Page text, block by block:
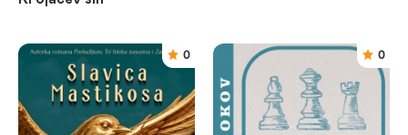
0 0